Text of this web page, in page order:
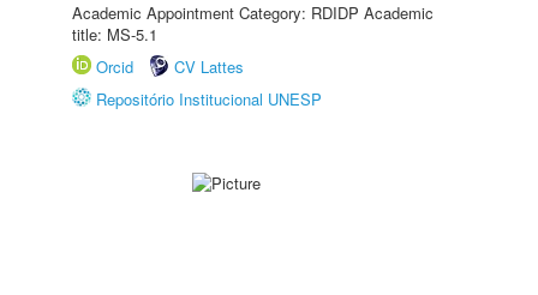
Academic Appointment Category: RDIDP Academic
title: MS-5.1
Orcid
CV Lattes
Repositório Institucional UNESP